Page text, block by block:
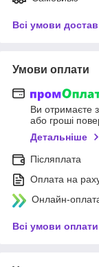
Всі умови
Умови оплати
Ви отримаєте
або гроші
Детальніше
Післяплата
Оплата на
Онлайн-
Всі умови оплати